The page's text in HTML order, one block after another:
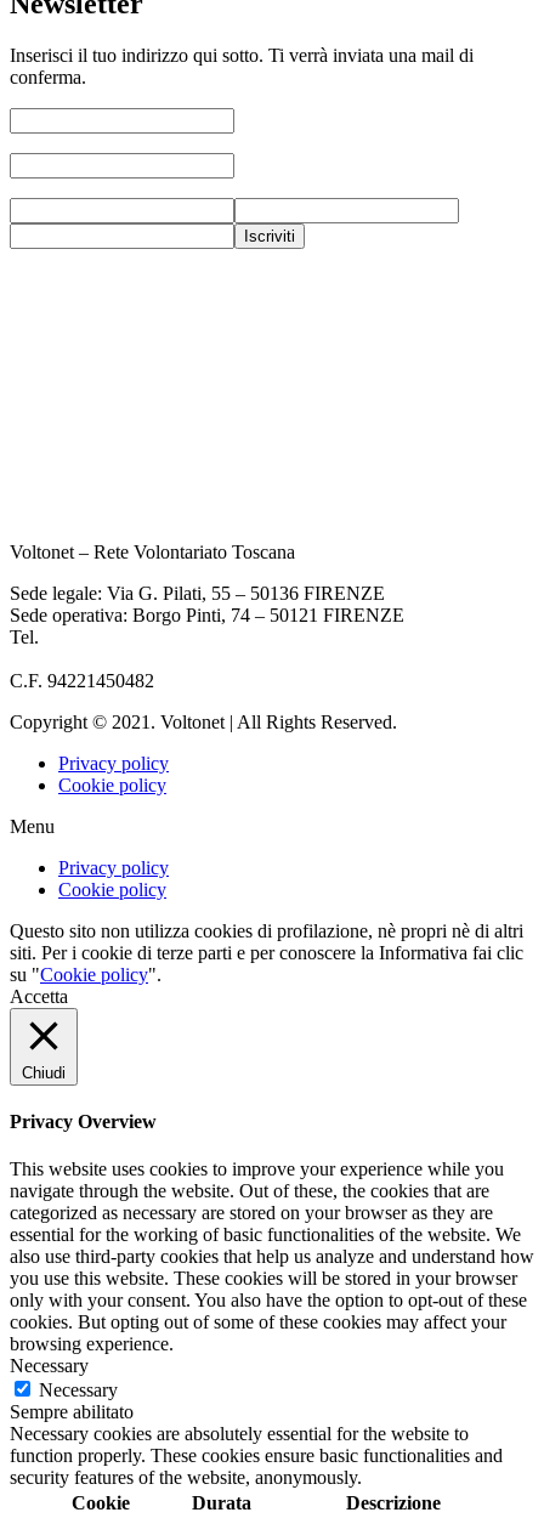
Inserisci il tuo indirizzo qui sotto. Ti verrà inviata una mail di
conferma.
Voltonet – Rete Volontariato Toscana
Sede legale: Via G. Pilati, 55 – 50136 FIRENZE
Sede operativa: Borgo Pinti, 74 – 50121 FIRENZE
Tel.
C.F. 94221450482
Copyright © 2021. Voltonet | All Rights Reserved.
Privacy policy
Cookie policy
Menu
Privacy policy
Cookie policy
Questo sito non utilizza cookies di profilazione, nè propri nè di altri
siti. Per i cookie di terze parti e per conoscere la Informativa fai clic
su "Cookie policy".
Accetta
Chiudi
Privacy Overview
This website uses cookies to improve your experience while you
navigate through the website. Out of these, the cookies that are
categorized as necessary are stored on your browser as they are
essential for the working of basic functionalities of the website. We
also use third-party cookies that help us analyze and understand how
you use this website. These cookies will be stored in your browser
only with your consent. You also have the option to opt-out of these
cookies. But opting out of some of these cookies may affect your
browsing experience.
Necessary
Necessary
Sempre abilitato
Necessary cookies are absolutely essential for the website to
function properly. These cookies ensure basic functionalities and
security features of the website, anonymously.
Cookie
Durata Descrizione